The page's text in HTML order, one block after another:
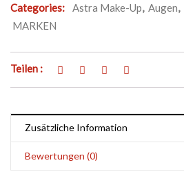
Categories:
Astra Make-Up, Augen,
MARKEN
Teilen :
Zusätzliche Information
Bewertungen (0)